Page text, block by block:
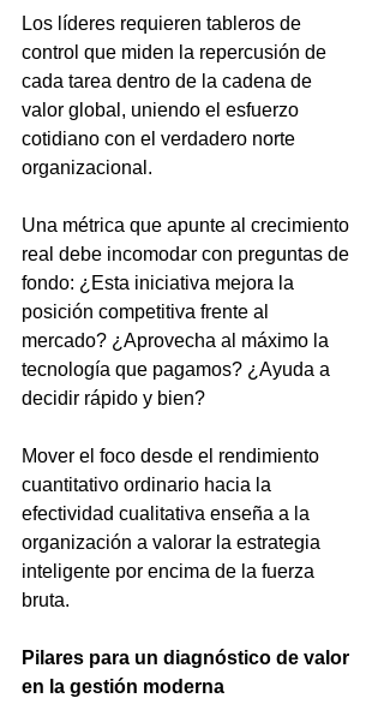
Los líderes requieren tableros de
control que miden la repercusión de
cada tarea dentro de la cadena de
valor global, uniendo el esfuerzo
cotidiano con el verdadero norte
organizacional.
Una métrica que apunte al crecimiento
real debe incomodar con preguntas de
fondo: ¿Esta iniciativa mejora la
posición competitiva frente al
mercado? ¿Aprovecha al máximo la
tecnología que pagamos? ¿Ayuda a
decidir rápido y bien?
Mover el foco desde el rendimiento
cuantitativo ordinario hacia la
efectividad cualitativa enseña a la
organización a valorar la estrategia
inteligente por encima de la fuerza
bruta.
Pilares para un diagnóstico de valor
en la gestión moderna